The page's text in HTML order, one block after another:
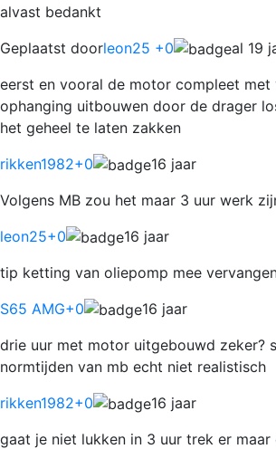
alvast bedankt
Geplaatst doorleon25 +0 al 19
eerst en vooral de motor compleet met
ophanging uitbouwen door de drager
het geheel te laten zakken
rikken1982+0
16 jaar
Volgens MB zou het maar 3 uur werk
leon25+0
16 jaar
tip ketting van oliepomp mee
S65 AMG+0
16 jaar
drie uur met motor uitgebouwd zeker?
normtijden van mb echt niet realistisch
rikken1982+0
16 jaar
gaat je niet lukken in 3 uur trek er